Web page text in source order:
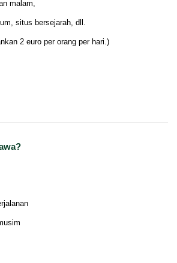
malam,
situs bersejarah, dll.
2 euro per orang per hari.)